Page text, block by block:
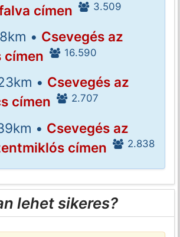
címen
3.509
• Csevegés az
címen
16.590
• Csevegés az
címen
2.707
• Csevegés az
címen
2.838
lehet sikeres?